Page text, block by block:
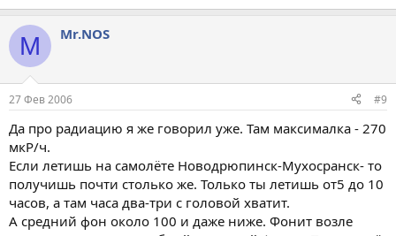
M Mr.NOS
27 Фев 2006 #9
Да про радиацию я же говорил уже. Там максималка - 270
мкР/ч.
Если летишь на самолёте Новодрюпинск-Мухосранск- то
получишь почти столько же. Только ты летишь от5 до 10
часов, а там часа два-три с головой хватит.
А средний фон около 100 и даже ниже. Фонит возле